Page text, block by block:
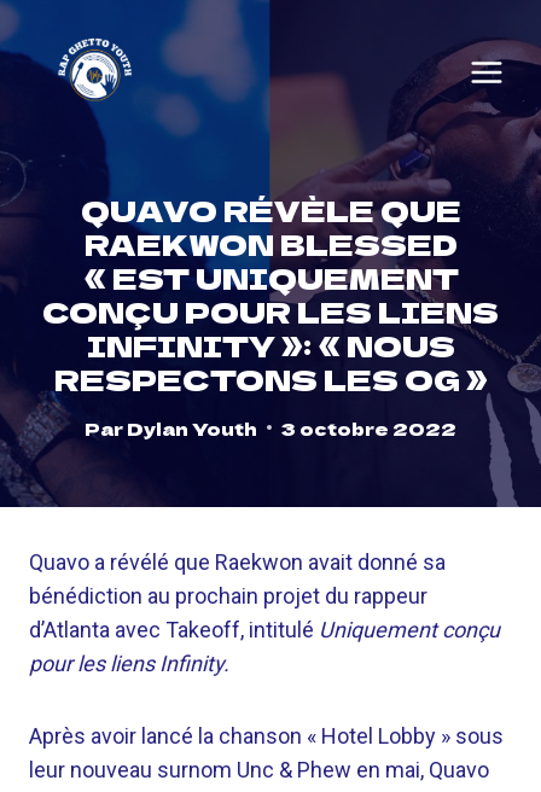
Skip
to
content
QUAVO RÉVÈLE QUE
RAEKWON BLESSED
« EST UNIQUEMENT
CONÇU POUR LES LIENS
INFINITY »: « NOUS
RESPECTONS LES OG »
ParDylan Youth 3 octobre 2022
Quavo a révélé que Raekwon avait donné sa
bénédiction au prochain projet du rappeur
d’Atlanta avec Takeoff, intitulé Uniquement conçu
pour les liens Infinity.
Après avoir lancé la chanson « Hotel Lobby » sous
leur nouveau surnom Unc & Phew en mai, Quavo